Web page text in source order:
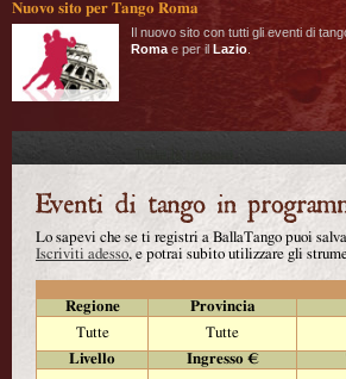
Nuovo sito per Tango Roma
Il nuovo sito con tutti gli eventi di
Roma e per il Lazio
Lo sapevi che se ti registri a BallaTango puoi
Iscriviti adesso, e potrai subito utilizzare gli
Regione
Provincia
Tutte
Tutte
Livello
Ingresso €